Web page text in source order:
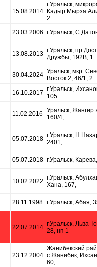
15.08.2014
г.Уральск,
Кадыр Мырза
2
23.03.2006 г.Уральск,
13.08.2013 г.Уральск,
Дружбы, 192В, 1
30.04.2024 Уральск, мкр.
Восток 2, 46/1, 2
16.10.2017 г.Уральск,
105
11.02.2016
Уральск, Жангир
160/4,
05.07.2018 г.Уральск,
2401,
05.07.2018 г.Уральск,
10.02.2022 г.Уральск,
Хана, 167,
28.11.1998 г.Уральск, Абая,
22.07.2014 г.Уральск, Льва
28, нп 1
23.12.2004
Жанибекский
с.Жанибек,
60,